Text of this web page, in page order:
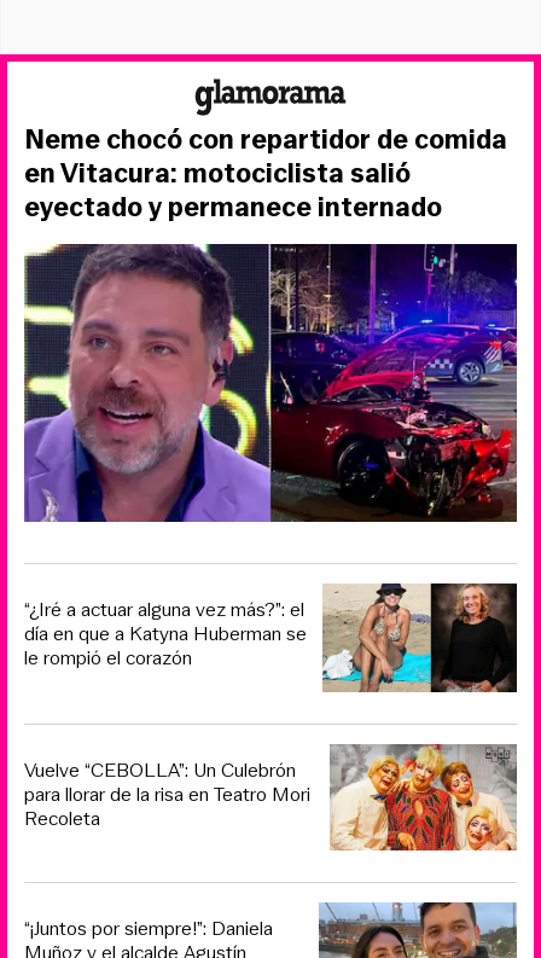
Neme chocó con repartidor de comida
en Vitacura: motociclista salió
eyectado y permanece internado
“¿Iré a actuar alguna vez más?”: el
día en que a Katyna Huberman se
le rompió el corazón
Vuelve “CEBOLLA”: Un Culebrón
para llorar de la risa en Teatro Mori
Recoleta
“¡Juntos por siempre!”: Daniela